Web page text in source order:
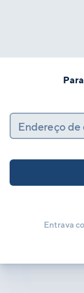
Endereço de
Entrava